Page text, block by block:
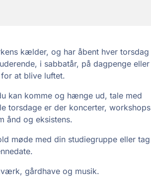
kælder, og har åbent hver torsdag
i sabbatår, på dagpenge eller
at blive luftet.
kan komme og hænge ud, tale med
torsdage er der koncerter, workshops
ånd og eksistens.
møde med din studiegruppe eller tag
gårdhave og musik.